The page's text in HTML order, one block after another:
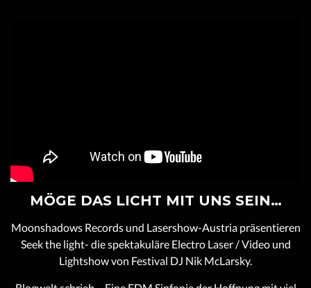
MÖGE DAS LICHT MIT UNS SEIN…
Moonshadows Records und Lasershow-Austria präsentieren
Seek the light- die spektakuläre Electro Laser / Video und
Lightshow von Festival DJ Nik McLarsky.